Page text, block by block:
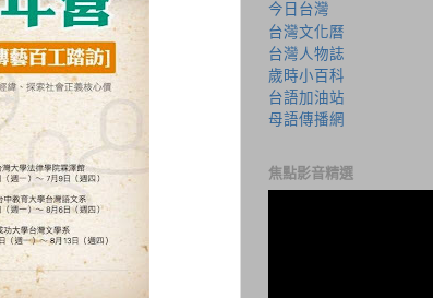
今日台灣
台灣文化曆
台灣人物誌
歲時小百科
台語加油站
母語傳播網
焦點影音精選